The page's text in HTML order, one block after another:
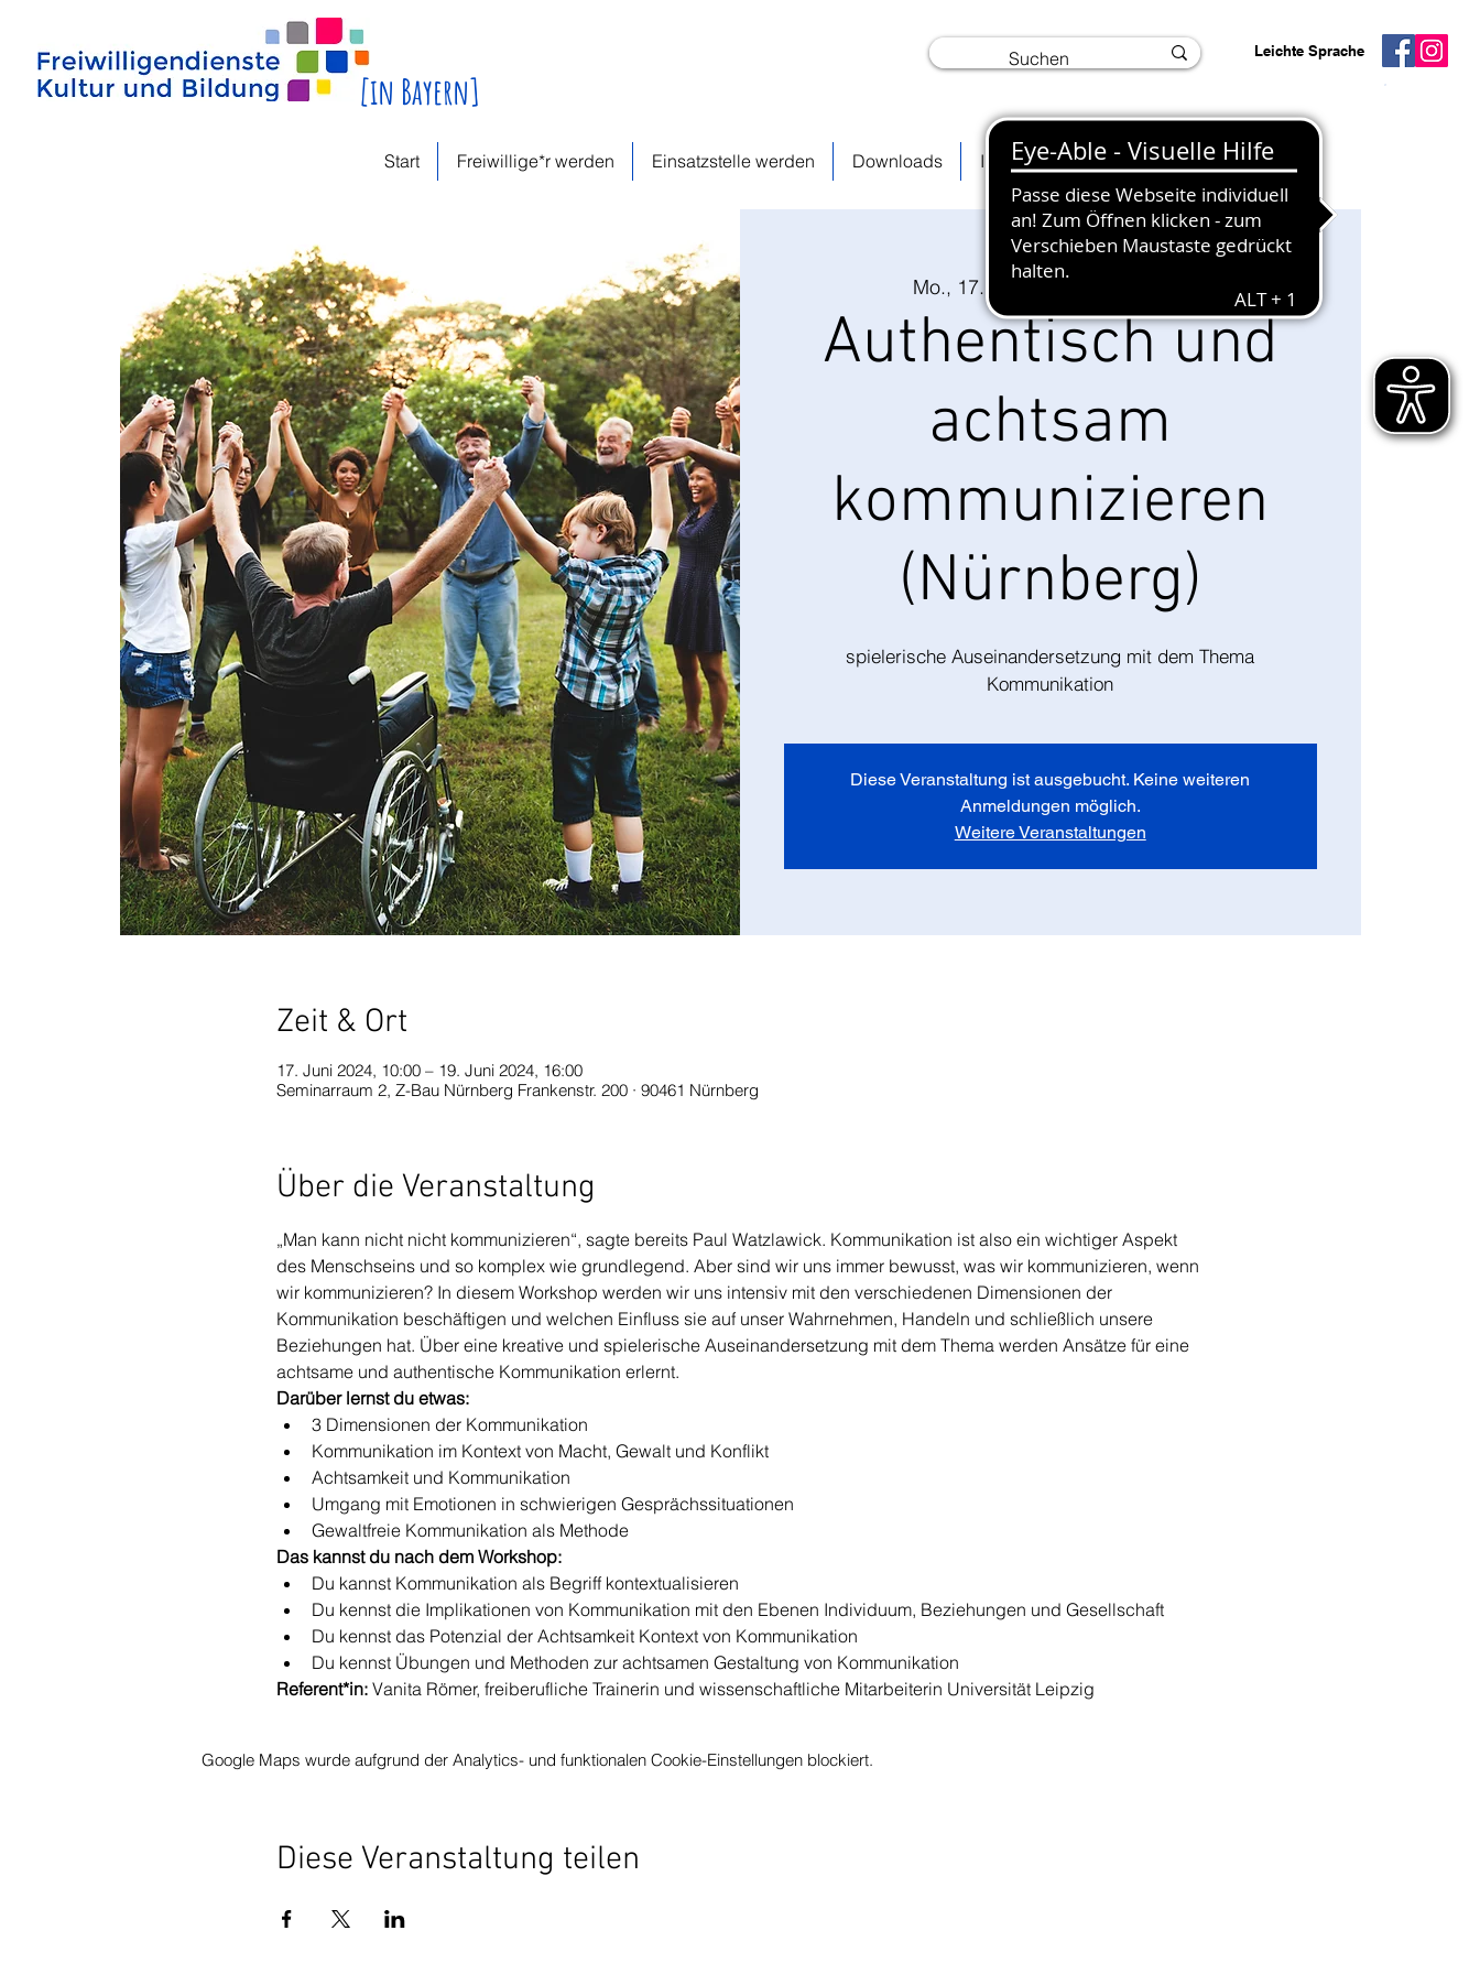
[in Bayern]
Leichte Sprache
Start Freiwillige*r werden Einsatzstelle werden Downloads Interner Bereich Info und Kontakt
Mo., 17. Juni
Authentisch und
achtsam
kommunizieren
(Nürnberg)
spielerische Auseinandersetzung mit dem Thema
Kommunikation
Diese Veranstaltung ist ausgebucht. Keine weiteren
Anmeldungen möglich.
Weitere Veranstaltungen
Zeit & Ort
17. Juni 2024, 10:00 – 19. Juni 2024, 16:00
Seminarraum 2, Z-Bau Nürnberg Frankenstr. 200 · 90461 Nürnberg
Über die Veranstaltung
„Man kann nicht nicht kommunizieren“, sagte bereits Paul Watzlawick. Kommunikation ist also ein wichtiger Aspekt
des Menschseins und so komplex wie grundlegend. Aber sind wir uns immer bewusst, was wir kommunizieren, wenn
wir kommunizieren? In diesem Workshop werden wir uns intensiv mit den verschiedenen Dimensionen der
Kommunikation beschäftigen und welchen Einfluss sie auf unser Wahrnehmen, Handeln und schließlich unsere
Beziehungen hat. Über eine kreative und spielerische Auseinandersetzung mit dem Thema werden Ansätze für eine
achtsame und authentische Kommunikation erlernt.
Darüber lernst du etwas:
3 Dimensionen der Kommunikation
Kommunikation im Kontext von Macht, Gewalt und Konflikt
Achtsamkeit und Kommunikation
Umgang mit Emotionen in schwierigen Gesprächssituationen
Gewaltfreie Kommunikation als Methode
Das kannst du nach dem Workshop:
Du kannst Kommunikation als Begriff kontextualisieren
Du kennst die Implikationen von Kommunikation mit den Ebenen Individuum, Beziehungen und Gesellschaft
Du kennst das Potenzial der Achtsamkeit Kontext von Kommunikation
Du kennst Übungen und Methoden zur achtsamen Gestaltung von Kommunikation
Referent*in: Vanita Römer, freiberufliche Trainerin und wissenschaftliche Mitarbeiterin Universität Leipzig
Google Maps wurde aufgrund der Analytics- und funktionalen Cookie-Einstellungen blockiert.
Diese Veranstaltung teilen